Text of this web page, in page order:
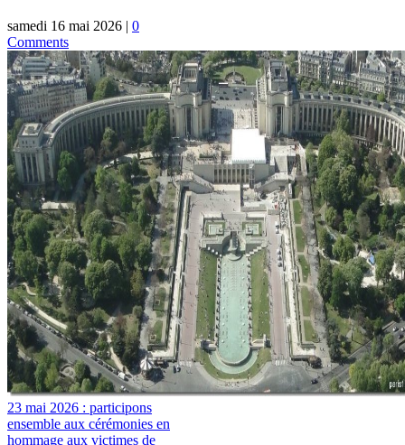
samedi 16 mai 2026 | 0
Comments
23 mai 2026 : participons
ensemble aux cérémonies en
hommage aux victimes de